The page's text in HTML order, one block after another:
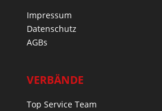
Impressum
Datenschutz
AGBs
VERBÄNDE
Top Service Team